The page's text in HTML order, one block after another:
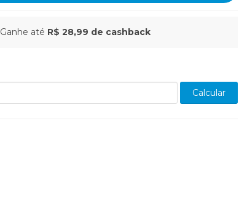
Ganhe até R$ 28,99 de cashback
Calcular